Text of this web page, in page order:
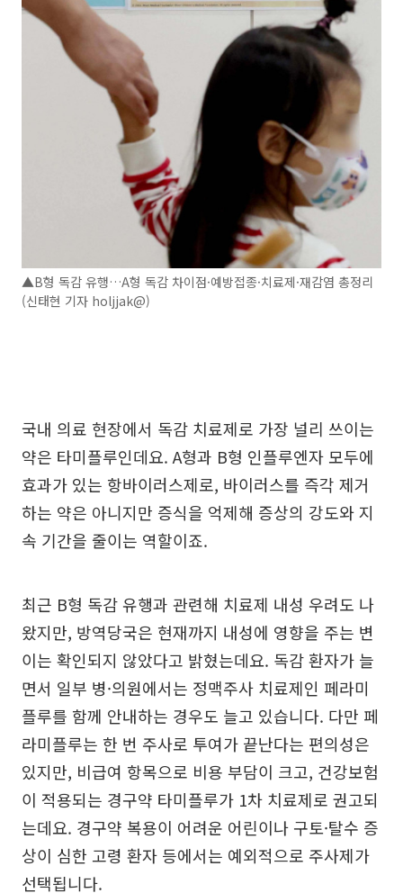
▲B형 독감 유행…A형 독감 차이점·예방접종·치료제·재감염 총정리
(신태현 기자 holjjak@)
국내 의료 현장에서 독감 치료제로 가장 널리 쓰이는
약은 타미플루인데요. A형과 B형 인플루엔자 모두에
효과가 있는 항바이러스제로, 바이러스를 즉각 제거
하는 약은 아니지만 증식을 억제해 증상의 강도와 지
속 기간을 줄이는 역할이죠.
최근 B형 독감 유행과 관련해 치료제 내성 우려도 나
왔지만, 방역당국은 현재까지 내성에 영향을 주는 변
이는 확인되지 않았다고 밝혔는데요. 독감 환자가 늘
면서 일부 병·의원에서는 정맥주사 치료제인 페라미
플루를 함께 안내하는 경우도 늘고 있습니다. 다만 페
라미플루는 한 번 주사로 투여가 끝난다는 편의성은
있지만, 비급여 항목으로 비용 부담이 크고, 건강보험
이 적용되는 경구약 타미플루가 1차 치료제로 권고되
는데요. 경구약 복용이 어려운 어린이나 구토·탈수 증
상이 심한 고령 환자 등에서는 예외적으로 주사제가
선택됩니다.